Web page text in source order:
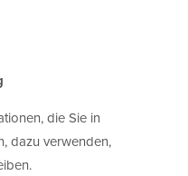
die Sie in
dazu verwenden,